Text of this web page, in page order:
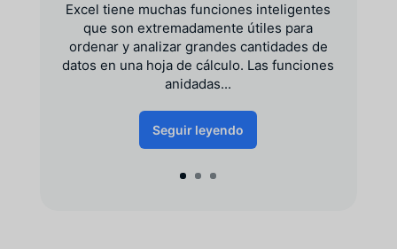
Excel tiene muchas funciones inteligentes
que son extremadamente útiles para
ordenar y analizar grandes cantidades de
datos en una hoja de cálculo. Las funciones
anidadas...
Seguir leyendo